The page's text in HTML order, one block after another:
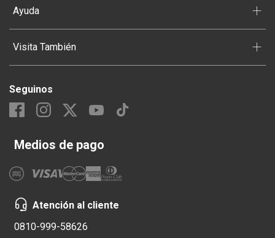
Ayuda +
Visita También +
Seguinos
Medios de pago
Atención al cliente
0810-999-58626